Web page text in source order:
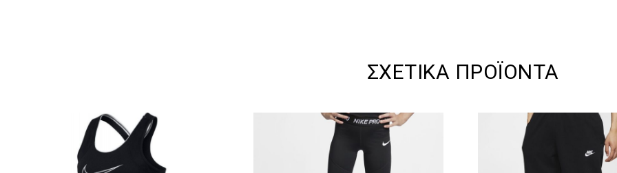
ΣΧΕΤΙΚΆ ΠΡΟΪΌΝΤΑ